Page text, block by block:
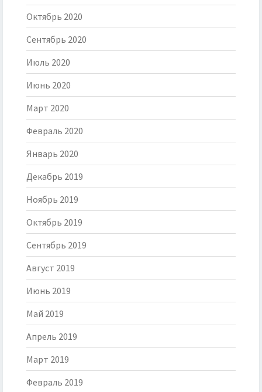
Октябрь 2020
Сентябрь 2020
Июль 2020
Июнь 2020
Март 2020
Февраль 2020
Январь 2020
Декабрь 2019
Ноябрь 2019
Октябрь 2019
Сентябрь 2019
Август 2019
Июнь 2019
Май 2019
Апрель 2019
Март 2019
Февраль 2019